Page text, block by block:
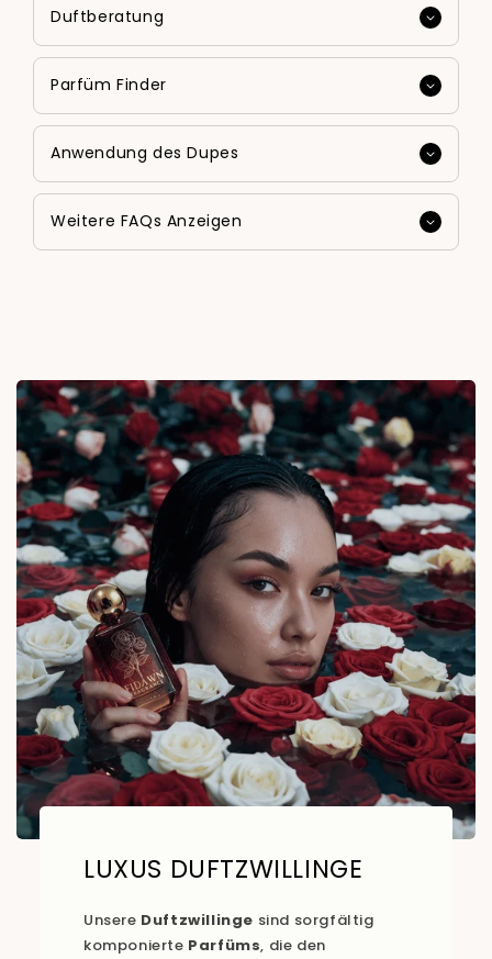
Duftberatung
Parfüm Finder
Anwendung des Dupes
Weitere FAQs Anzeigen
LUXUS DUFTZWILLINGE
Unsere Duftzwillinge sind sorgfältig
komponierte Parfüms, die den